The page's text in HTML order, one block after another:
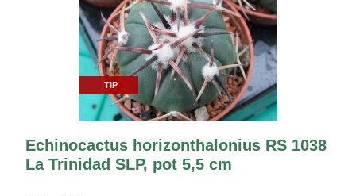
TIP
Echinocactus horizonthalonius RS 1038
La Trinidad SLP, pot 5,5 cm